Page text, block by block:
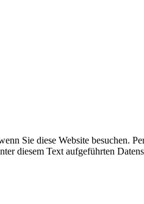
Sie diese Website besuchen.
diesem Text aufgeführten